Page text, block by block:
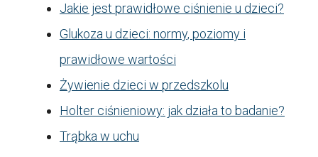
Jakie jest prawidłowe ciśnienie u dzieci?
Glukoza u dzieci: normy, poziomy i
prawidłowe wartości
Żywienie dzieci w przedszkolu
Holter ciśnieniowy: jak działa to badanie?
Trąbka w uchu